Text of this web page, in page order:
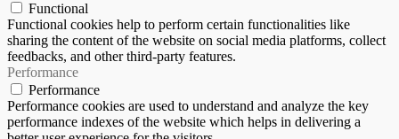
Functional
Functional cookies help to perform certain functionalities like
sharing the content of the website on social media platforms, collect
feedbacks, and other third-party features.
Performance
Performance
Performance cookies are used to understand and analyze the key
performance indexes of the website which helps in delivering a